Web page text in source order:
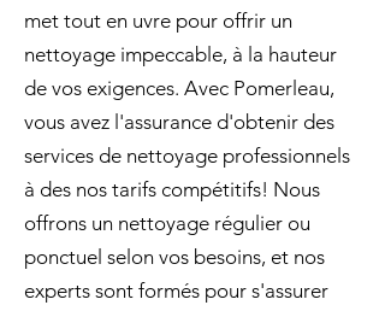
met tout en uvre pour offrir un
nettoyage impeccable, à la hauteur
de vos exigences. Avec Pomerleau,
vous avez l'assurance d'obtenir des
services de nettoyage professionnels
à des nos tarifs compétitifs! Nous
offrons un nettoyage régulier ou
ponctuel selon vos besoins, et nos
experts sont formés pour s'assurer